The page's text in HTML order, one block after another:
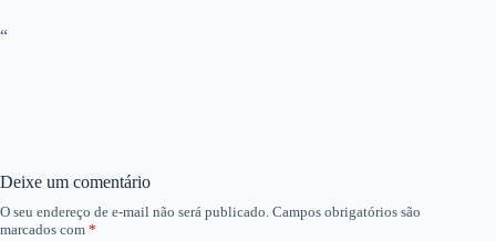
“
Deixe um comentário
O seu endereço de e-mail não será publicado. Campos obrigatórios são
marcados com *